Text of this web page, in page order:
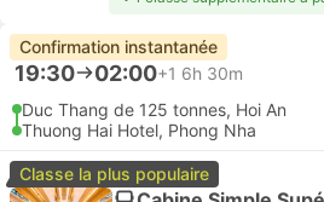
Confirmation instantanée
19:30 02:00+1 6h 30m
Duc Thang de 125 tonnes, Hoi An
Thuong Hai Hotel, Phong Nha
Classe la plus populaire